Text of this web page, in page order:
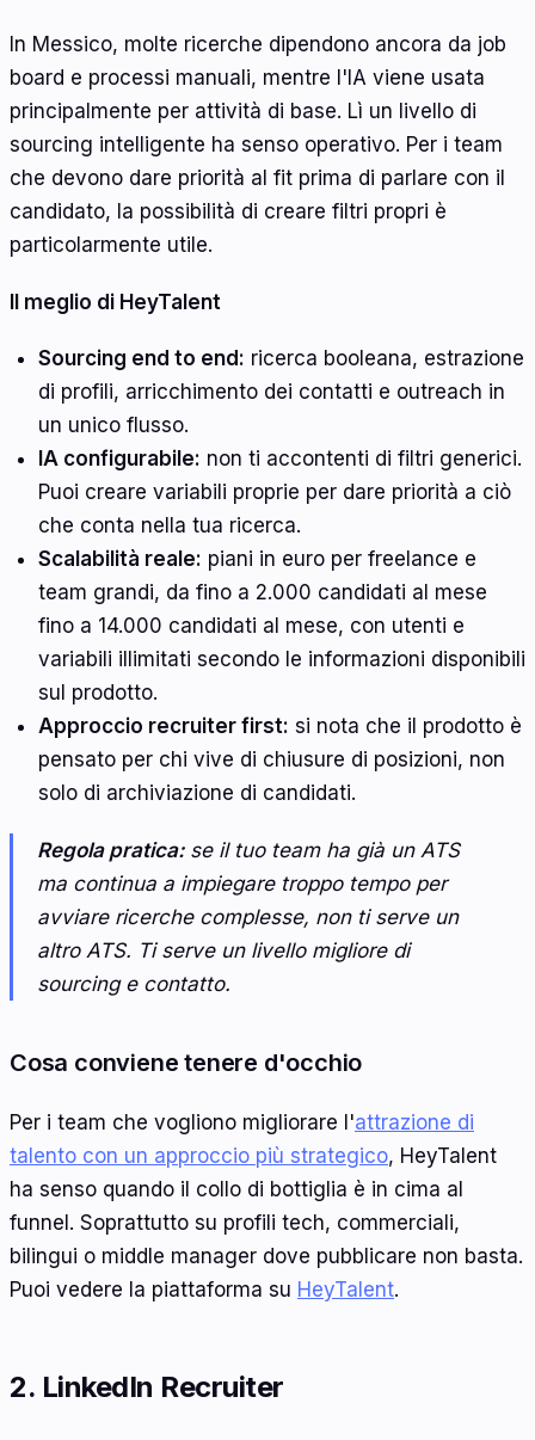
In Messico, molte ricerche dipendono ancora da job
board e processi manuali, mentre l'IA viene usata
principalmente per attività di base. Lì un livello di
sourcing intelligente ha senso operativo. Per i team
che devono dare priorità al fit prima di parlare con il
candidato, la possibilità di creare filtri propri è
particolarmente utile.
Il meglio di HeyTalent
Sourcing end to end: ricerca booleana, estrazione
di profili, arricchimento dei contatti e outreach in
un unico flusso.
IA configurabile: non ti accontenti di filtri generici.
Puoi creare variabili proprie per dare priorità a ciò
che conta nella tua ricerca.
Scalabilità reale: piani in euro per freelance e
team grandi, da fino a 2.000 candidati al mese
fino a 14.000 candidati al mese, con utenti e
variabili illimitati secondo le informazioni disponibili
sul prodotto.
Approccio recruiter first: si nota che il prodotto è
pensato per chi vive di chiusure di posizioni, non
solo di archiviazione di candidati.
Regola pratica:se il tuo team ha già un ATS
ma continua a impiegare troppo tempo per
avviare ricerche complesse, non ti serve un
altro ATS. Ti serve un livello migliore di
sourcing e contatto.
Cosa conviene tenere d'occhio
Per i team che vogliono migliorare l'attrazione di
talento con un approccio più strategico, HeyTalent
ha senso quando il collo di bottiglia è in cima al
funnel. Soprattutto su profili tech, commerciali,
bilingui o middle manager dove pubblicare non basta.
Puoi vedere la piattaforma su HeyTalent.
2. LinkedIn Recruiter